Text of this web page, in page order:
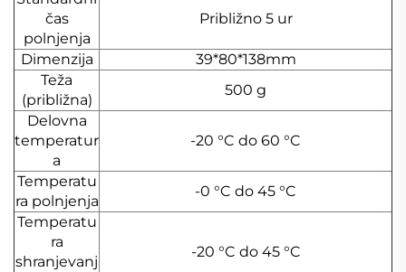
čas
polnjenja
Približno 5 ur
Dimenzija
39*80*138mm
Teža
(približna)
500 g
Delovna
temperatur
a
-20 °C do 60 °C
Temperatu
ra polnjenja
-0 °C do 45 °C
Temperatu
ra
shranjevanj
-20 °C do 45 °C